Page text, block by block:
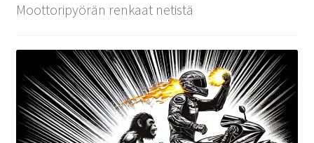
Moottoripyörän renkaat netistä